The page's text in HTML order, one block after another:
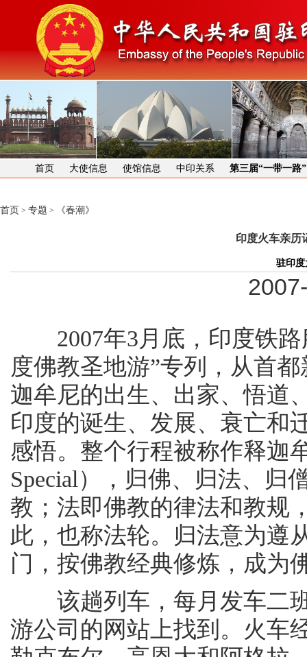
首页 大使信息 使馆信息 中印关系 第三届“一带一路
首页 > 专题 > 《春潮》
印度火车亲
驻印度
2007年3月底，印度铁路
度佛教圣地游”专列，从首
迦牟尼的出生、出家、悟道
印度的诞生、发展、衰亡和
感悟。整个行程被称作释迦
Special），归佛、归法、归
教；法即佛教的律法和教规
此，也称法轮。归法意为遵
门，按佛教经典修炼，成为
该趟列车，每月发车二班
游公司的网站上找到。火车